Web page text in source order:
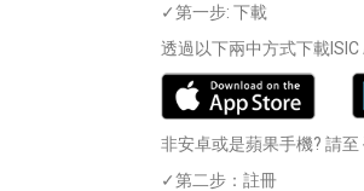
✓第一步: 下載
透過以下兩中方式下載ISIC
非安卓或是蘋果手機? 請至
✓第二步：註冊